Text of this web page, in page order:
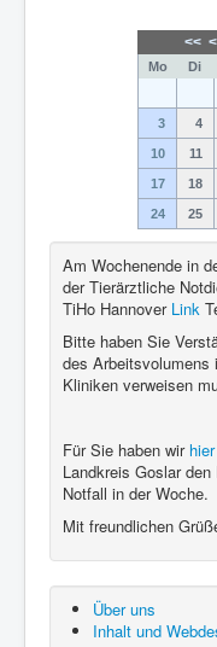
<< <
Mo Di
3 4
10 11
17 18
24 25
Am Wochenende in
der Tierärztliche
TiHo Hannover Link
Bitte haben Sie
des Arbeitsvolumens
Kliniken verweisen
Für Sie haben wir hier
Landkreis Goslar
Notfall in der Woche.
Mit freundlichen
Über uns
Inhalt und